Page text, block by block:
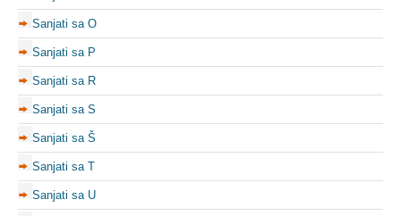
Sanjati sa O
Sanjati sa P
Sanjati sa R
Sanjati sa S
Sanjati sa Š
Sanjati sa T
Sanjati sa U